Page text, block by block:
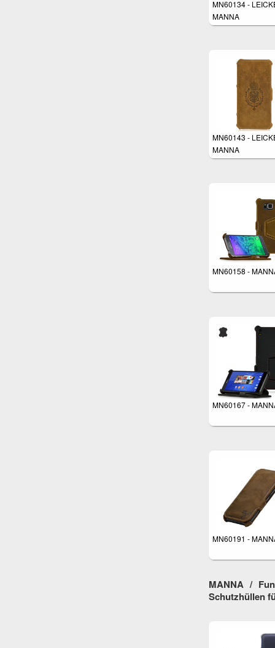
MN60134 -
MANNA
MN60143 -
MANNA
MN60158 -
MN60167 -
MN60191 -
MANNA /
Schutzhüllen